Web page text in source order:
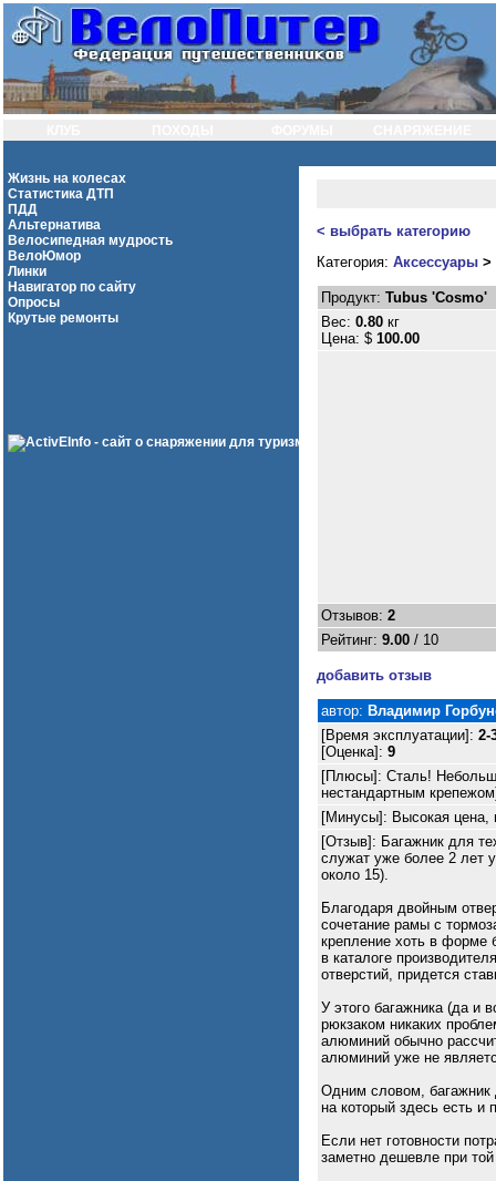
Жизнь на колесах
Статистика ДТП
ПДД
Альтернатива
Велосипедная мудрость
ВелоЮмор
Линки
Навигатор по сайту
Опросы
Крутые ремонты
< выбрать категорию
Категория: Аксессуары>
Продукт: Tubus 'Cosmo'
Вес: 0.80кг
Цена: $ 100.00
Отзывов: 2
Рейтинг: 9.00/ 10
добавить отзыв
автор: Владимир
[Время эксплуатации]: 2-
[Оценка]: 9
[Плюсы]: Сталь!
нестандартным
[Минусы]: Высокая цена,
[Отзыв]: Багажник для
служат уже более 2 лет
около 15).
Благодаря двойным
сочетание рамы с
крепление хоть в форме
в каталоге
отверстий, придется
У этого багажника (да и
рюкзаком никаких
алюминий обычно
алюминий уже не
Одним словом, багажник
на который здесь есть
Если нет готовности
заметно дешевле при